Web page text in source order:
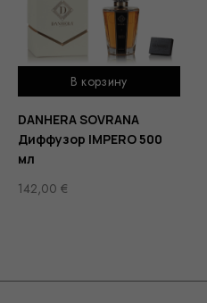
В корзину
DANHERA SOVRANA
Диффузор IMPERO 500
мл
142,00 €